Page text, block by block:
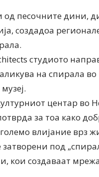
песочните дини,
создадоа
студиото
на спирала
центар во
за тоа како
влијание врз
затворени под
кои создаваат